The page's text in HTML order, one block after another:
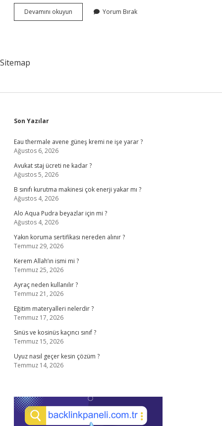
Devamını okuyun Almanca
Kökenine
Yorum Bırak
Sitemap
Sidebar
Son Yazılar
Eau thermale avene güneş kremi ne işe yarar ?
Ağustos 6, 2026
Avukat staj ücreti ne kadar ?
Ağustos 5, 2026
B sınıfı kurutma makinesi çok enerji yakar mı ?
Ağustos 4, 2026
Alo Aqua Pudra beyazlar için mi ?
Ağustos 4, 2026
Yakın koruma sertifikası nereden alınır ?
Temmuz 29, 2026
Kerem Allah’ın ismi mi ?
Temmuz 25, 2026
Ayraç neden kullanılır ?
Temmuz 21, 2026
Eğitim materyalleri nelerdir ?
Temmuz 17, 2026
Sinüs ve kosinüs kaçıncı sınıf ?
Temmuz 15, 2026
Uyuz nasıl geçer kesin çözüm ?
Temmuz 14, 2026